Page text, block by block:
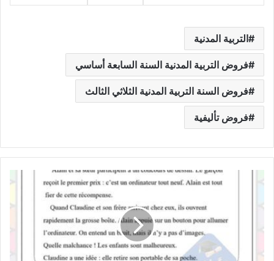
التربية المدنية
فروض التربية المدنية السنة السابعة أساسي
فروض السنة التربية المدنية الثلاثي الثالث
فروض تأليفية
الرابعة